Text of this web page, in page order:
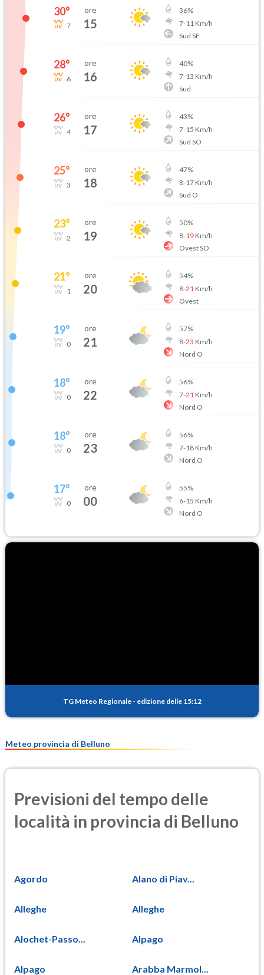
30°
7
ore
15
36%
7-11 Km/h
Sud SE
28°
6
ore
16
40%
7-13 Km/h
Sud
26°
4
ore
17
43%
7-15 Km/h
Sud SO
25°
3
ore
18
47%
8-17Km/h
Sud O
23°
2
ore
19
50%
8-19Km/h
Ovest SO
21°
1
ore
20
54%
8-21 Km/h
Ovest
19°
0
ore
21
57%
8-23 Km/h
Nord O
18°
0
ore
22
56%
7-21 Km/h
Nord O
18°
0
ore
23
56%
7-18Km/h
Nord O
17°
0
ore
00
55%
6-15 Km/h
Nord O
TG Meteo Regionale - edizione delle 15:12
Meteo provincia di Belluno
Previsioni del tempo delle
località in provincia di Belluno
Agordo Alano di Piav...
Alleghe Alleghe
Alochet-Passo... Alpago
Alpago Arabba Marmol...